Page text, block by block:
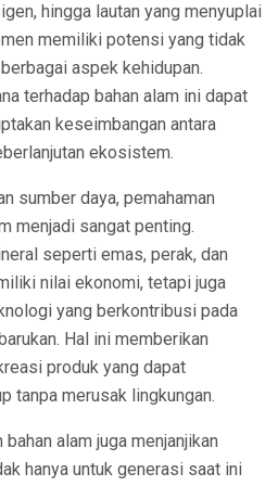
hingga lautan yang menyuplai
memiliki potensi yang tidak
aspek kehidupan.
terhadap bahan alam ini dapat
keseimbangan antara
ekosistem.
sumber daya, pemahaman
menjadi sangat penting.
seperti emas, perak, dan
nilai ekonomi, tetapi juga
yang berkontribusi pada
Hal ini memberikan
produk yang dapat
tanpa merusak lingkungan.
alam juga menjanjikan
hanya untuk generasi saat ini